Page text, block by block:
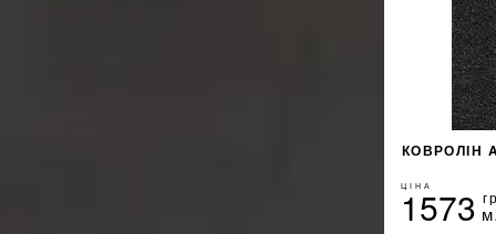
КОВРОЛІН
ЦІНА
1573